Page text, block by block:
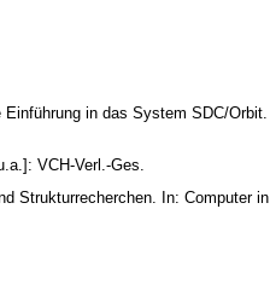
in das System SDC/Orbit.
VCH-Verl.-Ges.
Strukturrecherchen. In: Computer in